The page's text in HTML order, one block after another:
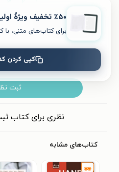
ثبت
نظری برای کتاب
کتاب‌های مشابه
٪۵۰ تخفیف ویژۀ اولین خرید
برای کتاب‌های متنی، با
کپی کردن